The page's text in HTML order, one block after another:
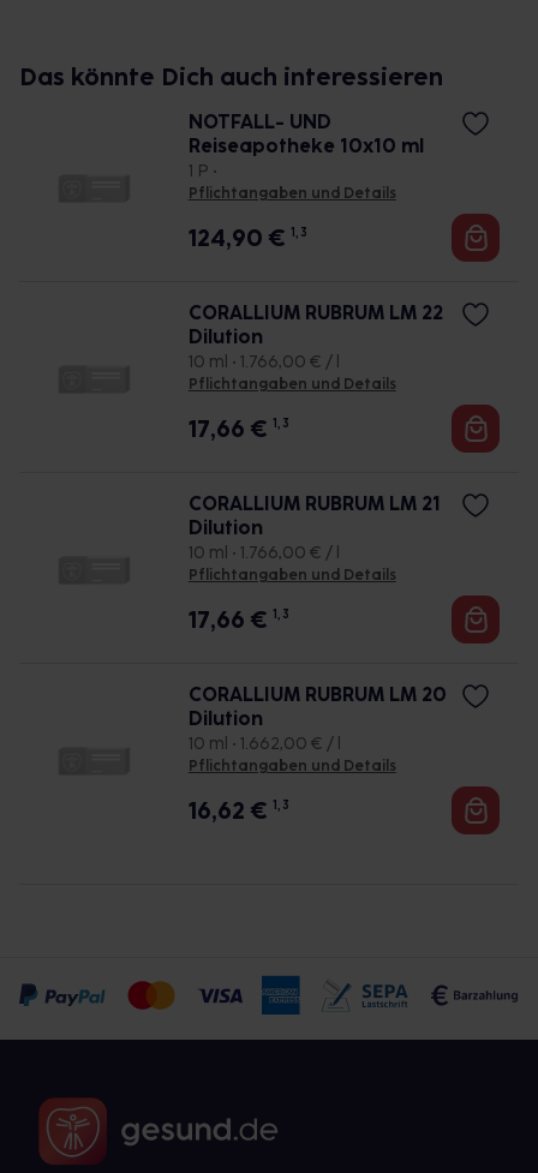
Das könnte Dich auch interessieren
NOTFALL- UND
Reiseapotheke 10x10 ml
1 P •
Pflichtangaben und Details
124,90 € 1, 3
CORALLIUM RUBRUM LM 22
Dilution
10 ml • 1.766,00 € / l
Pflichtangaben und Details
17,66 € 1, 3
CORALLIUM RUBRUM LM 21
Dilution
10 ml • 1.766,00 € / l
Pflichtangaben und Details
17,66 € 1, 3
CORALLIUM RUBRUM LM 20
Dilution
10 ml • 1.662,00 € / l
Pflichtangaben und Details
16,62 € 1, 3